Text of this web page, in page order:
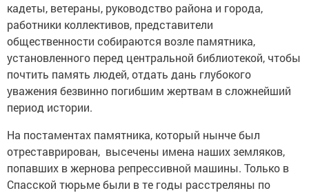
кадеты, ветераны, руководство района и города,
работники коллективов, представители
общественности собираются возле памятника,
установленного перед центральной библиотекой, чтобы
почтить память людей, отдать дань глубокого
уважения безвинно погибшим жертвам в сложнейший
период истории.
На постаментах памятника, который нынче был
отреставрирован, высечены имена наших земляков,
попавших в жернова репрессивной машины. Только в
Спасской тюрьме были в те годы расстреляны по